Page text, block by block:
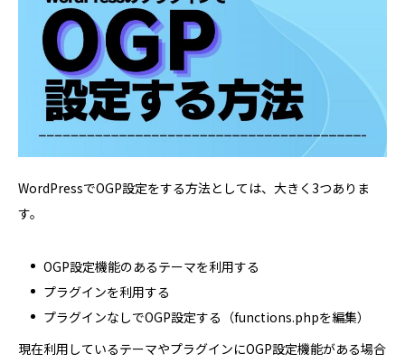
WordPressでOGP設定をする方法としては、大きく3つありま
す。
OGP設定機能のあるテーマを利用する
プラグインを利用する
プラグインなしでOGP設定する（functions.phpを編集）
現在利用しているテーマやプラグインにOGP設定機能がある場合